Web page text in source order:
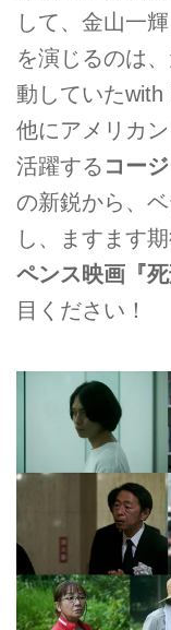
して、金山一
を演じるのは
動していたwith
他にアメリカ
活躍する コー
の新鋭から、
し、ますます
ペンス映画『死
目ください！